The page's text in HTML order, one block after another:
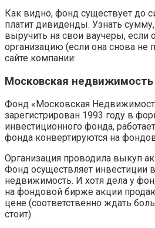
Как видно, фонд существует до
платит дивиденды. Узнать
выручить на свои ваучеры, если
организацию (если она снова не
сайте компании:
Московская недвижимость
Фонд «Московская
зарегистрирован 1993 году в
инвестиционного фонда,
фонда конвертируются на
Организация проводила выкуп
Фонд осуществляет инвестиции
недвижимость. И хотя дела у
на фондовой бирже акции
цене (соответственно ждать
стоит).